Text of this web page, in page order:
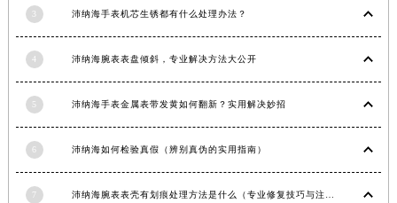
3 沛纳海手表机芯生锈都有什么处理办法？
4 沛纳海腕表表盘倾斜，专业解决方法大公开
5 沛纳海手表金属表带发黄如何翻新？实用解决妙招
6 沛纳海如何检验真假（辨别真伪的实用指南）
7 沛纳海腕表表壳有划痕处理方法是什么（专业修复技巧与注意事项）